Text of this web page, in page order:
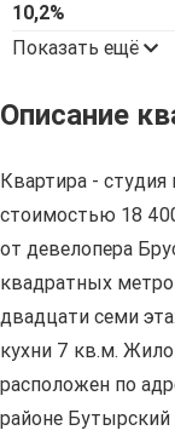
10,2%
Показать ещё
Описание
Квартира -
стоимостью 18
от девелопера
квадратных
двадцати семи
кухни 7 кв.м.
расположен по
районе